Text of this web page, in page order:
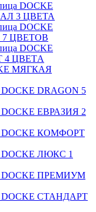
DOCKE
3 ЦВЕТА
DOCKE
7 ЦВЕТОВ
DOCKE
4 ЦВЕТA
МЯГКАЯ
DRAGON 5
ЕВРАЗИЯ 2
КОМФОРТ
ЛЮКС 1
ПРЕМИУМ
СТАНДАРТ